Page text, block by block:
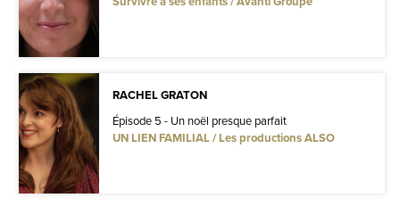
RACHEL GRATON
Épisode 5 - Un noël presque parfait
UN LIEN FAMILIAL / Les productions ALSO